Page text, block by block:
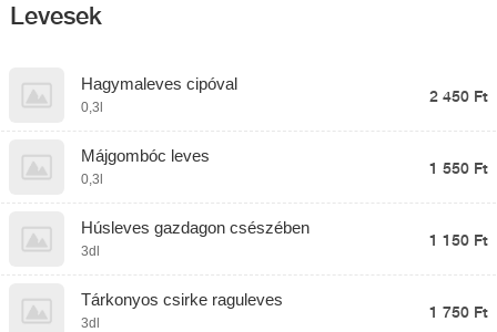
Levesek
Hagymaleves cipóval
0,3l
2 450 Ft
Májgombóc leves
0,3l
1 550 Ft
Húsleves gazdagon csészében
3dl
1 150 Ft
Tárkonyos csirke raguleves
3dl
1 750 Ft